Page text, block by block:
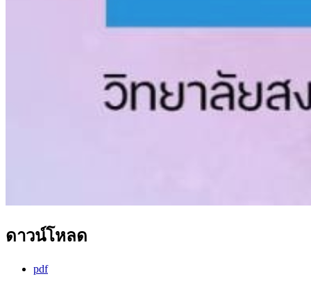
ดาวน์โหลด
pdf